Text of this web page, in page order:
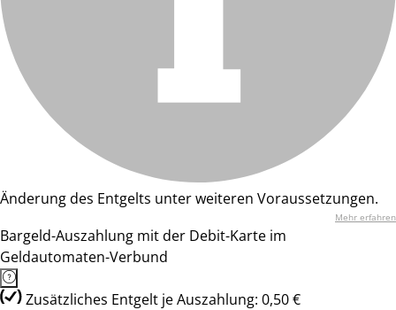
Änderung des Entgelts unter weiteren Voraussetzungen.
Mehr erfahren
Bargeld-Auszahlung mit der Debit-Karte im
Geldautomaten-Verbund
Zusätzliches Entgelt je Auszahlung: 0,50 €